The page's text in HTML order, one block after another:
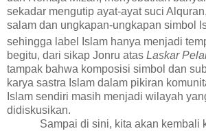
sekadar mengutip ayat-ayat suci
salam dan ungkapan-ungkapan simbol
sehingga label Islam hanya menjadi
begitu, dari sikap Jonru atas Laskar
tampak bahwa komposisi simbol dan
karya sastra Islam dalam pikiran
Islam sendiri masih menjadi wilayah
didiskusikan.
Sampai di sini, kita akan kembali